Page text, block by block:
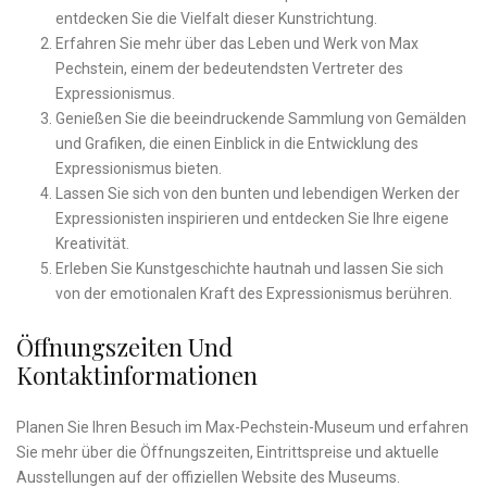
entdecken⁣ Sie die Vielfalt dieser Kunstrichtung.
Erfahren⁤ Sie‌ mehr über das Leben und Werk von Max
Pechstein, einem der bedeutendsten Vertreter‍ des
Expressionismus.
Genießen Sie‍ die beeindruckende Sammlung von Gemälden
und Grafiken, die einen Einblick in die Entwicklung des
Expressionismus bieten.
Lassen Sie sich von den bunten und‌ lebendigen Werken der
Expressionisten ‍inspirieren und entdecken Sie Ihre eigene ​
Kreativität.
Erleben Sie Kunstgeschichte ⁤hautnah und lassen Sie sich
von der ‍emotionalen Kraft des Expressionismus berühren.
Öffnungszeiten Und
Kontaktinformationen
Planen ⁣Sie ‍Ihren Besuch im Max-Pechstein-Museum und ⁤erfahren
Sie⁢ mehr über die Öffnungszeiten,​ Eintrittspreise und aktuelle
Ausstellungen auf der offiziellen Website des Museums.